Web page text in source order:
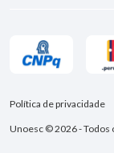
Unoesc © 2026 -
Política de privacidade